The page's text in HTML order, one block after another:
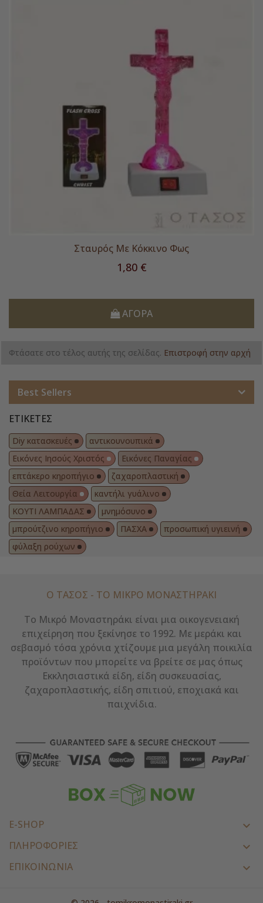
Σταυρός Με Κόκκινο Φως
Τιμή
1,80 €
ΑΓΟΡΆ
Φτάσατε στο τέλος αυτής της σελίδας. Επιστροφή στην αρχή
Best Sellers
ΕΤΙΚΈΤΕΣ
Diy κατασκευές
αντικουνουπικά
Εικόνες Ιησούς Χριστός
Εικόνες Παναγίας
επτάκερο κηροπήγιο
ζαχαροπλαστική
Θεία Λειτουργία
καντήλι γυάλινο
ΚΟΥΤΙ ΛΑΜΠΑΔΑΣ
μνημόσυνο
μπρούτζινο κηροπήγιο
ΠΑΣΧΑ
προσωπική υγιεινή
φύλαξη ρούχων
Ο ΤΑΣΟΣ - ΤΟ ΜΙΚΡΌ ΜΟΝΑΣΤΗΡΆΚΙ
Το Μικρό Μοναστηράκι είναι μια οικογενειακή
επιχείρηση που ξεκίνησε το 1992. Με μεράκι και
σεβασμό τόσα χρόνια χτίζουμε μια μεγάλη ποικιλία
προϊόντων που μπορείτε να βρείτε σε μας όπως
Εκκλησιαστικά είδη, είδη συσκευασίας,
ζαχαροπλαστικής, είδη σπιτιού, εποχιακά και
παιχνίδια.
E-SHOP 
ΠΛΗΡΟΦΟΡΙΕΣ 
ΕΠΙΚΟΙΝΩΝΊΑ 